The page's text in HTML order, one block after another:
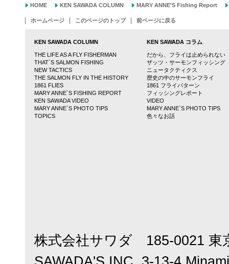
HOME KEN SAWADA COLUMN MARY ANNE'S Fishing Report
ホームページ このページのトップ 前ページに戻る
KEN SAWADA COLUMN
THE LIFE AS A FLY FISHERMAN
THAT`S SALMON FISHING
NEW TACTICS
THE SALMON FLY IN THE HISTORY
1861 FLIES
MARY ANNE`S FISHING REPORT
KEN SAWADA VIDEO
MARY ANNE`S PHOTO TIPS
TOPICS
KEN SAWADA コラム
だから、フライは止められない
ザッツ・サーモンフィッシング
ニュータクティクス
歴史の中のサーモンフライ
1861 フライパターン
フィッシングレポート
VIDEO
MARY ANNE`S PHOTO TIPS
色々なお話
株式会社サワダ 185-0021 東